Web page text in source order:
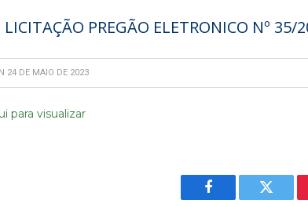
LICITAÇÃO PREGÃO ELETRONICO Nº 35/
24 DE MAIO DE 2023
para visualizar
Facebook Twitter